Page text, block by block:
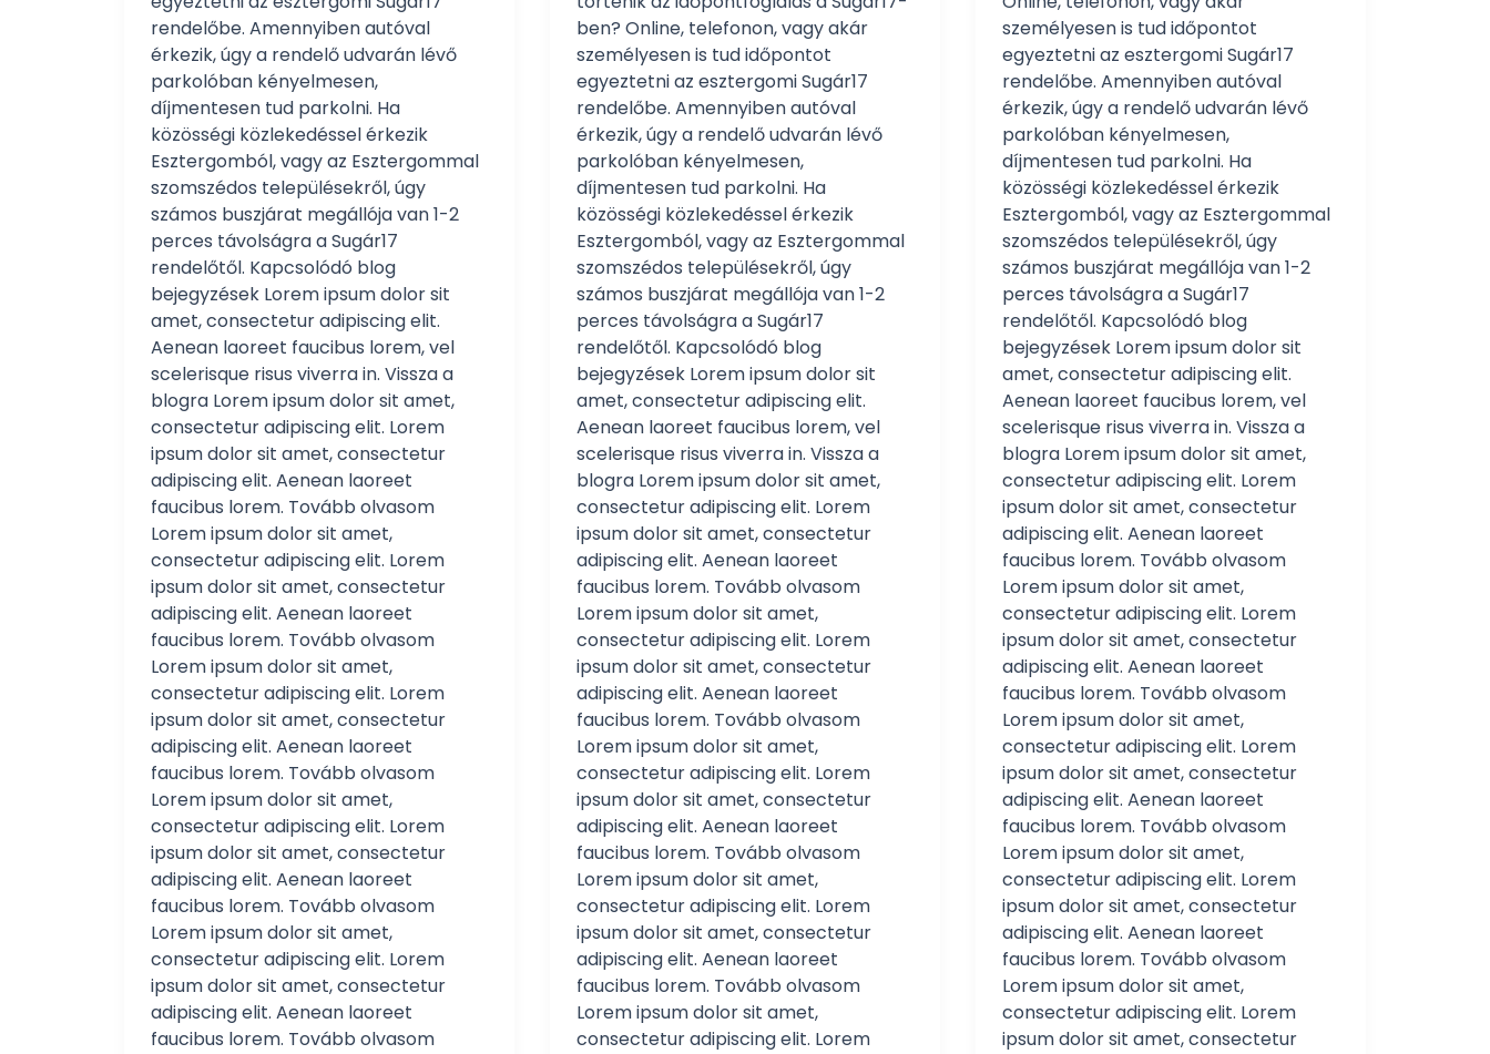
rendelőbe. Amennyiben autóval
érkezik, úgy a rendelő udvarán lévő
parkolóban kényelmesen,
díjmentesen tud parkolni. Ha
közösségi közlekedéssel érkezik
Esztergomból, vagy az Esztergommal
szomszédos településekről, úgy
számos buszjárat megállója van 1-2
perces távolságra a Sugár17
rendelőtől. Kapcsolódó blog
bejegyzések Lorem ipsum dolor sit
amet, consectetur adipiscing elit.
Aenean laoreet faucibus lorem, vel
scelerisque risus viverra in. Vissza a
blogra Lorem ipsum dolor sit amet,
consectetur adipiscing elit. Lorem
ipsum dolor sit amet, consectetur
adipiscing elit. Aenean laoreet
faucibus lorem. Tovább olvasom
Lorem ipsum dolor sit amet,
consectetur adipiscing elit. Lorem
ipsum dolor sit amet, consectetur
adipiscing elit. Aenean laoreet
faucibus lorem. Tovább olvasom
Lorem ipsum dolor sit amet,
consectetur adipiscing elit. Lorem
ipsum dolor sit amet, consectetur
adipiscing elit. Aenean laoreet
faucibus lorem. Tovább olvasom
Lorem ipsum dolor sit amet,
consectetur adipiscing elit. Lorem
ipsum dolor sit amet, consectetur
adipiscing elit. Aenean laoreet
faucibus lorem. Tovább olvasom
Lorem ipsum dolor sit amet,
consectetur adipiscing elit. Lorem
ipsum dolor sit amet, consectetur
adipiscing elit. Aenean laoreet
faucibus lorem. Tovább olvasom
ben? Online, telefonon, vagy akár
személyesen is tud időpontot
egyeztetni az esztergomi Sugár17
rendelőbe. Amennyiben autóval
érkezik, úgy a rendelő udvarán lévő
parkolóban kényelmesen,
díjmentesen tud parkolni. Ha
közösségi közlekedéssel érkezik
Esztergomból, vagy az Esztergommal
szomszédos településekről, úgy
számos buszjárat megállója van 1-2
perces távolságra a Sugár17
rendelőtől. Kapcsolódó blog
bejegyzések Lorem ipsum dolor sit
amet, consectetur adipiscing elit.
Aenean laoreet faucibus lorem, vel
scelerisque risus viverra in. Vissza a
blogra Lorem ipsum dolor sit amet,
consectetur adipiscing elit. Lorem
ipsum dolor sit amet, consectetur
adipiscing elit. Aenean laoreet
faucibus lorem. Tovább olvasom
Lorem ipsum dolor sit amet,
consectetur adipiscing elit. Lorem
ipsum dolor sit amet, consectetur
adipiscing elit. Aenean laoreet
faucibus lorem. Tovább olvasom
Lorem ipsum dolor sit amet,
consectetur adipiscing elit. Lorem
ipsum dolor sit amet, consectetur
adipiscing elit. Aenean laoreet
faucibus lorem. Tovább olvasom
Lorem ipsum dolor sit amet,
consectetur adipiscing elit. Lorem
ipsum dolor sit amet, consectetur
adipiscing elit. Aenean laoreet
faucibus lorem. Tovább olvasom
Lorem ipsum dolor sit amet,
consectetur adipiscing elit. Lorem
személyesen is tud időpontot
egyeztetni az esztergomi Sugár17
rendelőbe. Amennyiben autóval
érkezik, úgy a rendelő udvarán lévő
parkolóban kényelmesen,
díjmentesen tud parkolni. Ha
közösségi közlekedéssel érkezik
Esztergomból, vagy az Esztergommal
szomszédos településekről, úgy
számos buszjárat megállója van 1-2
perces távolságra a Sugár17
rendelőtől. Kapcsolódó blog
bejegyzések Lorem ipsum dolor sit
amet, consectetur adipiscing elit.
Aenean laoreet faucibus lorem, vel
scelerisque risus viverra in. Vissza a
blogra Lorem ipsum dolor sit amet,
consectetur adipiscing elit. Lorem
ipsum dolor sit amet, consectetur
adipiscing elit. Aenean laoreet
faucibus lorem. Tovább olvasom
Lorem ipsum dolor sit amet,
consectetur adipiscing elit. Lorem
ipsum dolor sit amet, consectetur
adipiscing elit. Aenean laoreet
faucibus lorem. Tovább olvasom
Lorem ipsum dolor sit amet,
consectetur adipiscing elit. Lorem
ipsum dolor sit amet, consectetur
adipiscing elit. Aenean laoreet
faucibus lorem. Tovább olvasom
Lorem ipsum dolor sit amet,
consectetur adipiscing elit. Lorem
ipsum dolor sit amet, consectetur
adipiscing elit. Aenean laoreet
faucibus lorem. Tovább olvasom
Lorem ipsum dolor sit amet,
consectetur adipiscing elit. Lorem
ipsum dolor sit amet, consectetur